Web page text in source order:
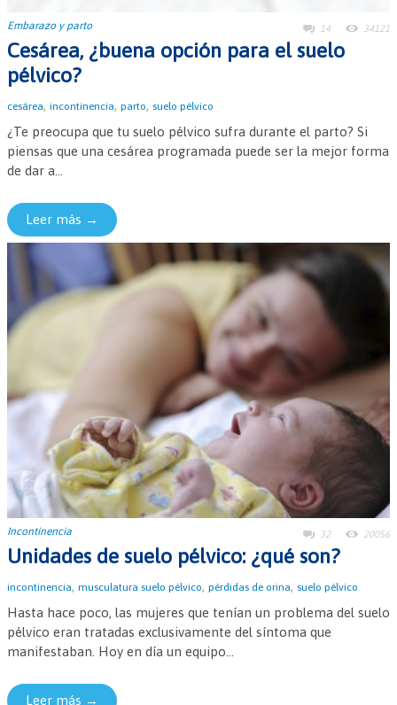
Embarazo y parto 14 34121
Cesárea, ¿buena opción para el suelo
pélvico?
cesárea, incontinencia, parto, suelo pélvico
¿Te preocupa que tu suelo pélvico sufra durante el parto? Si
piensas que una cesárea programada puede ser la mejor forma
de dar a...
Leer más →
Incontinencia 32 20056
Unidades de suelo pélvico: ¿qué son?
incontinencia, musculatura suelo pélvico, pérdidas de orina, suelo pélvico
Hasta hace poco, las mujeres que tenían un problema del suelo
pélvico eran tratadas exclusivamente del síntoma que
manifestaban. Hoy en día un equipo...
Leer más →